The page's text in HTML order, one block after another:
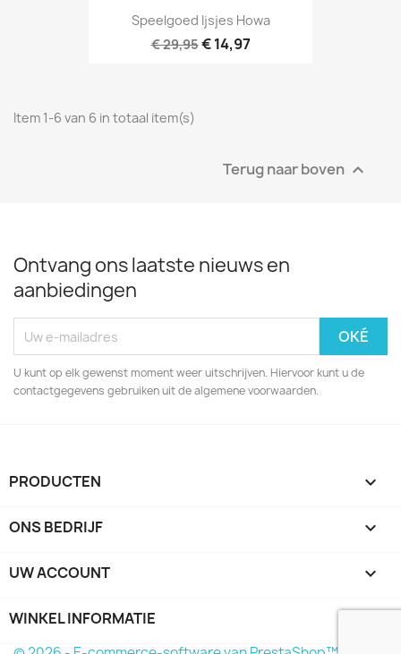
Speelgoed Ijsjes Howa
€ 29,95€ 14,97
Item 1-6 van 6 in totaal item(s)
Terug naar boven 
Ontvang ons laatste nieuws en
aanbiedingen
U kunt op elk gewenst moment weer uitschrijven. Hiervoor kunt u de
contactgegevens gebruiken uit de algemene voorwaarden.
PRODUCTEN 
ONS BEDRIJF 
UW ACCOUNT 
WINKEL INFORMATIE